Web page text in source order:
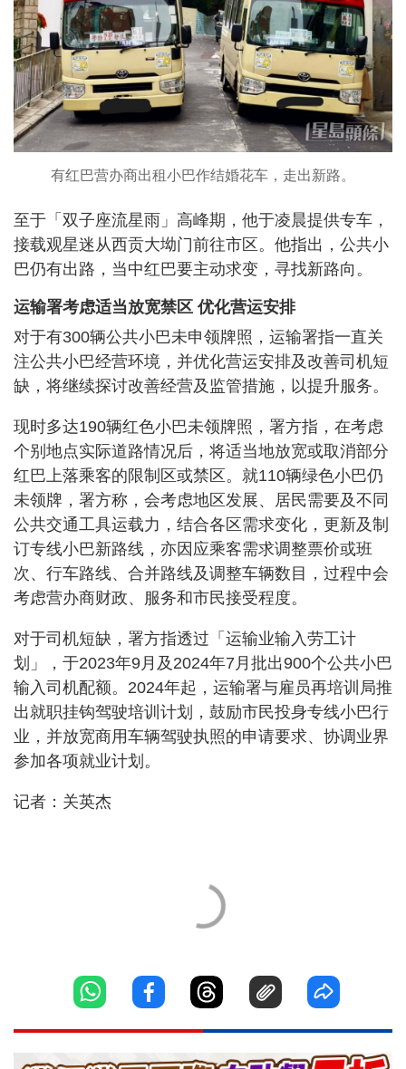
有红巴营办商出租小巴作结婚花车，走出新路。
至于「双子座流星雨」高峰期，他于凌晨提供专车，
接载观星迷从西贡大坳门前往市区。他指出，公共小
巴仍有出路，当中红巴要主动求变，寻找新路向。
运输署考虑适当放宽禁区 优化营运安排
对于有300辆公共小巴未申领牌照，运输署指一直关
注公共小巴经营环境，并优化营运安排及改善司机短
缺，将继续探讨改善经营及监管措施，以提升服务。
现时多达190辆红色小巴未领牌照，署方指，在考虑
个别地点实际道路情况后，将适当地放宽或取消部分
红巴上落乘客的限制区或禁区。就110辆绿色小巴仍
未领牌，署方称，会考虑地区发展、居民需要及不同
公共交通工具运载力，结合各区需求变化，更新及制
订专线小巴新路线，亦因应乘客需求调整票价或班
次、行车路线、合并路线及调整车辆数目，过程中会
考虑营办商财政、服务和市民接受程度。
对于司机短缺，署方指透过「运输业输入劳工计
划」，于2023年9月及2024年7月批出900个公共小巴
输入司机配额。2024年起，运输署与雇员再培训局推
出就职挂钩驾驶培训计划，鼓励市民投身专线小巴行
业，并放宽商用车辆驾驶执照的申请要求、协调业界
参加各项就业计划。
记者：关英杰